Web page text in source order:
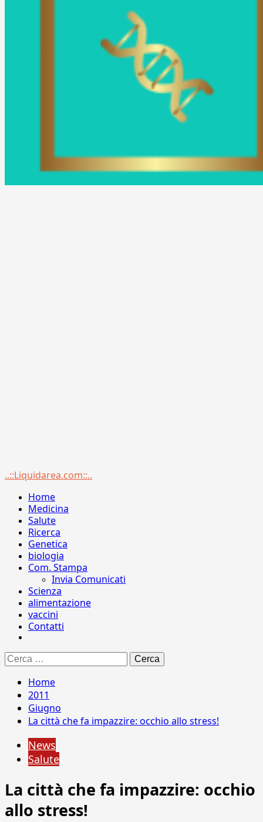
Menu
..::Liquidarea.com::..
Home
Medicina
Salute
Ricerca
Genetica
biologia
Com. Stampa
Invia Comunicati
Scienza
alimentazione
vaccini
Contatti
Ricerca
per:
Home
2011
Giugno
La città che fa impazzire: occhio allo stress!
News
Salute
La città che fa impazzire: occhio
allo stress!